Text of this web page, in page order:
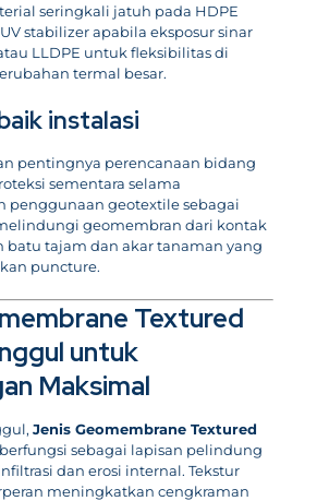
seringkali jatuh pada HDPE
stabilizer apabila eksposur sinar
LLDPE untuk fleksibilitas di
termal besar.
instalasi
pentingnya perencanaan bidang
sementara selama
penggunaan geotextile sebagai
geomembran dari kontak
batu tajam dan akar tanaman yang
puncture.
Textured
untuk
Maksimal
Jenis Geomembrane Textured
berfungsi sebagai lapisan pelindung
dan erosi internal. Tekstur
meningkatkan cengkraman